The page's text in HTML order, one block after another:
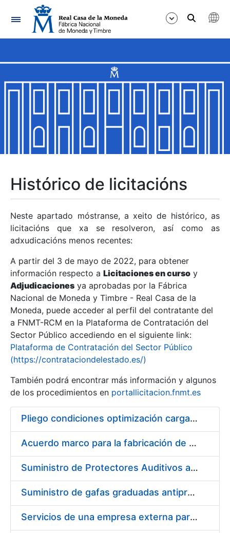
Navegación
Mostrar/Ocultar
Mostrar/Ocultar
Mostrar/Ocultar
Mostrar/Ocultar
Mostrar/Ocultar
Mostrar/Ocultar
Mostrar/Ocultar
Histórico de licitacións
Neste apartado móstranse, a xeito de histórico, as
licitacións que xa se resolveron, así como as
adxudicacións menos recentes:
A partir del 3 de mayo de 2022, para obtener
información respecto a Licitaciones en curso y
Adjudicaciones ya aprobadas por la Fábrica
Nacional de Moneda y Timbre - Real Casa de la
Moneda, puede acceder al perfil del contratante del
a FNMT-RCM en la Plataforma de Contratación del
Sector Público accediendo en el siguiente link:
Plataforma de Contratación del Sector Público
(https://contrataciondelestado.es/)
También podrá encontrar más información y algunos
de los procedimientos en portallicitacion.fnmt.es
Pliego condiciones optimización cargas compras firmado
Acuerdo marco para la fabricación de piezas
Suministro de Protectores Auditivos a medida para las personas trabajadoras de los Centros de Trabajo de Madrid y Burgos
Suministro de gafas graduadas antiproyecciones para los trabajadores de la FNMT-RCM en los centros de trabajo de Madrid y Burgos
Servicios de una empresa externa para el asesoramiento y resolución de los recursos de alzada que se presentan relacionados con procesos de selección para la FNMT-RCM